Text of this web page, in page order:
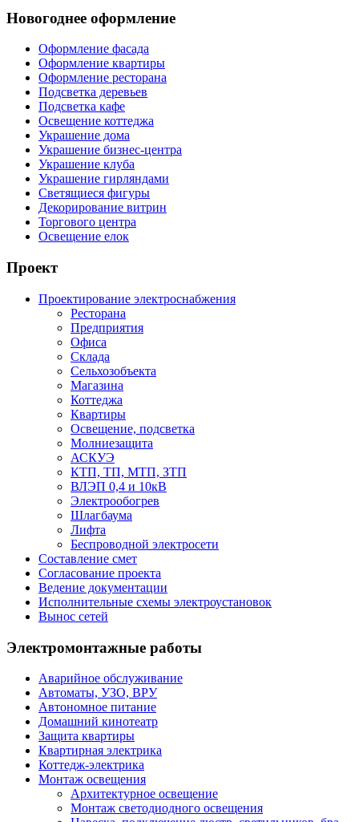
Новогоднее оформление
Оформление фасада
Оформление квартиры
Оформление ресторана
Подсветка деревьев
Подсветка кафе
Освещение коттеджа
Украшение дома
Украшение бизнес-центра
Украшение клуба
Украшение гирляндами
Светящиеся фигуры
Декорирование витрин
Торгового центра
Освещение елок
Проект
Проектирование электроснабжения
Ресторана
Предприятия
Офиса
Склада
Сельхозобъекта
Магазина
Коттеджа
Квартиры
Освещение, подсветка
Молниезащита
АСКУЭ
КТП, ТП, МТП, ЗТП
ВЛЭП 0,4 и 10кВ
Электрообогрев
Шлагбаума
Лифта
Беспроводной электросети
Составление смет
Согласование проекта
Ведение документации
Исполнительные схемы электроустановок
Вынос сетей
Электромонтажные работы
Аварийное обслуживание
Автоматы, УЗО, ВРУ
Автономное питание
Домашний кинотеатр
Защита квартиры
Квартирная электрика
Коттедж-электрика
Монтаж освещения
Архитектурное освещение
Монтаж светодиодного освещения